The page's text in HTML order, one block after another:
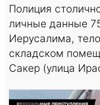
Полиция
личные данные
Иерусалима,
складском
Сакер (улица